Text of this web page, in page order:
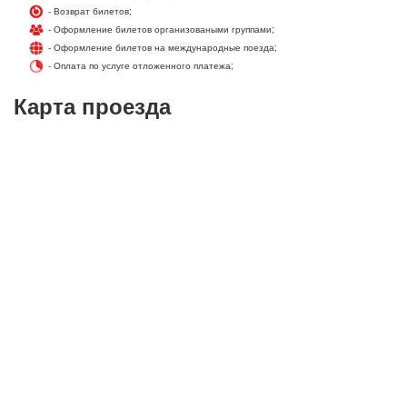
- Возврат билетов;
- Оформление билетов организоваными группами;
- Оформление билетов на международные поезда;
- Оплата по услуге отложенного платежа;
Карта проезда